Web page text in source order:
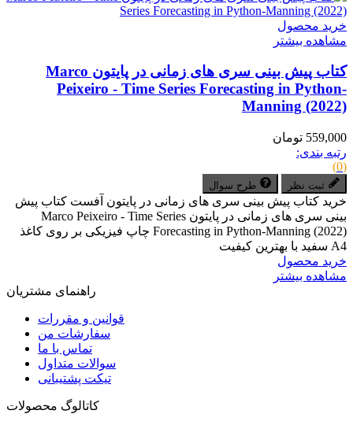
خرید محصول
مشاهده بیشتر
کتاب پیش بینی سری های زمانی در پایتون Marco
Peixeiro - Time Series Forecasting in Python-
Manning (2022)
559,000 تومان
رتبه بندی:
(0)
ثبت نظر طرح سوال
خرید کتاب پیش بینی سری های زمانی در پایتون آفست کتاب پیش
بینی سری های زمانی در پایتون Marco Peixeiro - Time Series
Forecasting in Python-Manning (2022) چاپ فیزیکی بر روی کاغذ
A4 سفید با بهترین کیفیت
خرید محصول
مشاهده بیشتر
راهنمای مشتریان
قوانین و مقررات
سفارشات من
تماس با ما
سوالات متداول
تیکت پشتیبانی
کاتالوگ محصولات